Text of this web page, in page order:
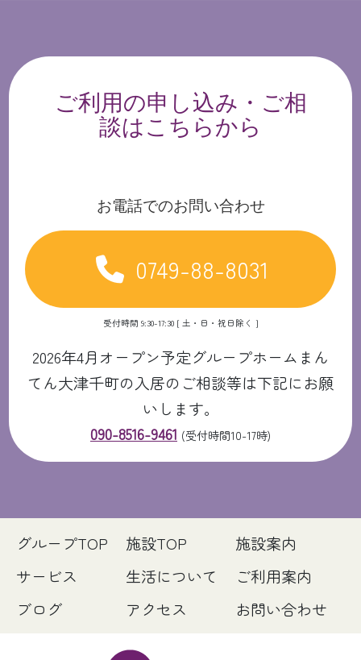
ご利用の申し込み・ご相
談はこちらから
お電話でのお問い合わせ
0749-88-8031
受付時間 9:30-17:30 [ 土・日・祝日除く ]
2026年4月オープン予定グループホームまん
てん大津千町の入居のご相談等は下記にお願
いします。
090-8516-9461 (受付時間10-17時)
グループTOP 施設TOP
施設案内
サービス
生活について
ご利用案内
ブログ
アクセス お問い合わせ